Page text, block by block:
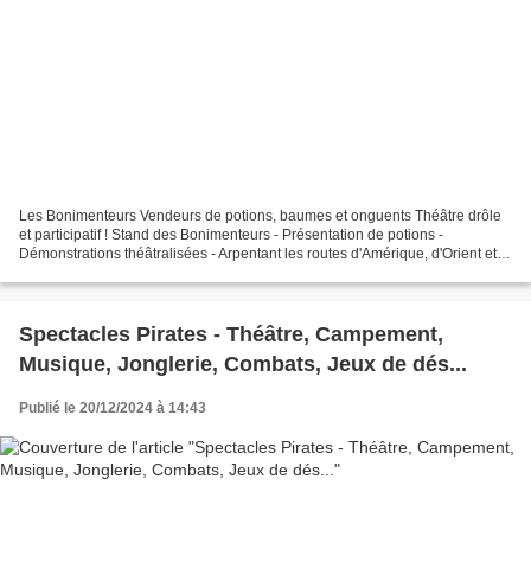
Les Bonimenteurs Vendeurs de potions, baumes et onguents Théâtre drôle
et participatif ! Stand des Bonimenteurs - Présentation de potions -
Démonstrations théâtralisées - Arpentant les routes d'Amérique, d'Orient et
Spectacles Pirates - Théâtre, Campement,
Musique, Jonglerie, Combats, Jeux de dés...
Publié le 20/12/2024 à 14:43